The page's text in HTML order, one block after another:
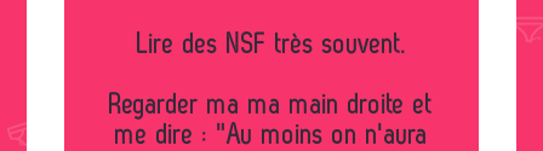
Lire des NSF très souvent.
Regarder ma ma main droite et
me dire : "Au moins on n'aura